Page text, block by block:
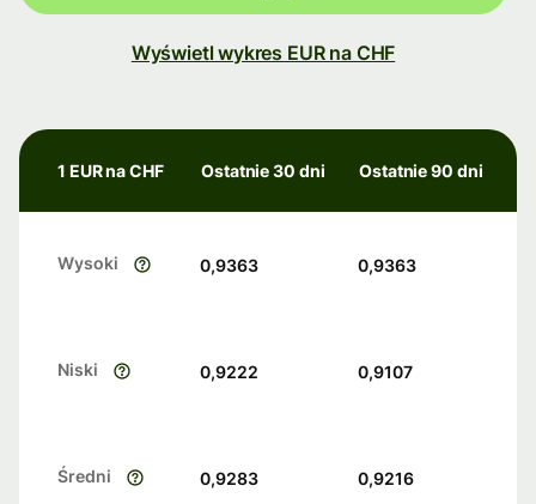
Wyświetl wykres EUR na CHF
1 EUR na CHF Ostatnie 30 dni Ostatnie 90 dni
Wysoki 0,9363 0,9363
Niski 0,9222 0,9107
Średni 0,9283 0,9216